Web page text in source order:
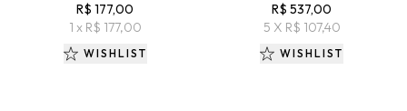
R$ 177,00
1 x R$ 177,00
WISHLIST
R$ 537,00
5 X R$ 107,40
WISHLIST